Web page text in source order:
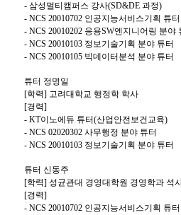
- 삼성멀티캠퍼스 강사(SD&DE 과정)
- NCS 20010702 인공지능서비스기획 튜터
- NCS 20010202 응용SW엔지니어링 분야
- NCS 20010103 정보기술기획 분야 튜터
- NCS 20010105 빅데이터분석 분야 튜터
튜터 정명일
[학력] 고려대학교 행정학 학사
[경력]
- KT이노에듀 튜터(산업안전보건교육)
- NCS 02020302 사무행정 분야 튜터
- NCS 20010103 정보기술기획 분야 튜터
튜터 신동주
[학력] 성균관대 경영대학원 경영학과 석
[경력]
- NCS 20010702 인공지능서비스기획 튜터